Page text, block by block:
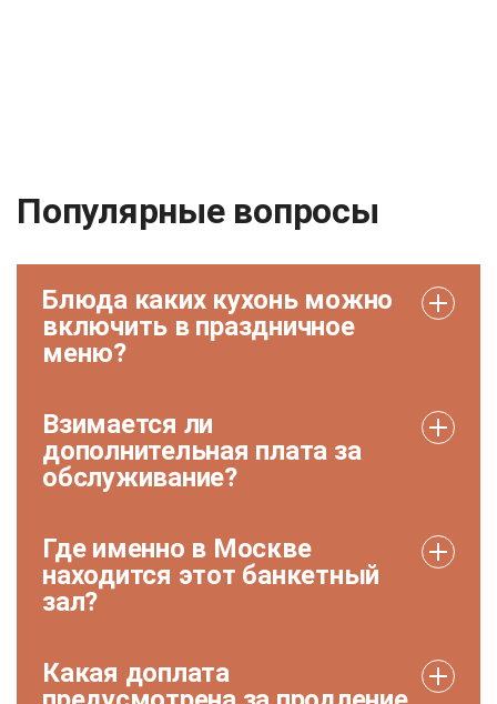
Популярные вопросы
Блюда каких кухонь можно
включить в праздничное
меню?
Взимается ли
дополнительная плата за
обслуживание?
Где именно в Москве
находится этот банкетный
зал?
Какая доплата